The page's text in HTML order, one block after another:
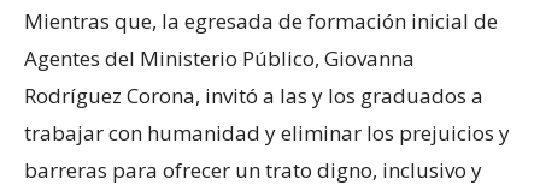
Mientras que, la egresada de formación inicial de
Agentes del Ministerio Público, Giovanna
Rodríguez Corona, invitó a las y los graduados a
trabajar con humanidad y eliminar los prejuicios y
barreras para ofrecer un trato digno, inclusivo y